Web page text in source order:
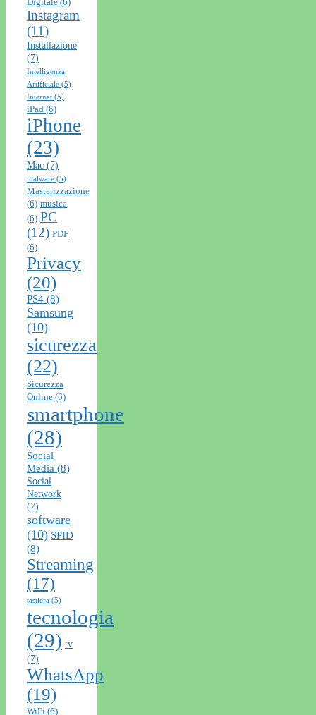
Digitale (6)
Instagram
(11)
Installazione
(7)
Intelligenza
Artificiale (5)
Internet (5)
iPad (6)
iPhone
(23)
Mac (7)
malware (5)
Masterizzazione
(6) musica
(6) PC
(12) PDF
(6)
Privacy
(20)
PS4 (8)
Samsung
(10)
sicurezza
(22)
Sicurezza
Online (6)
smartphone
(28)
Social
Media (8)
Social
Network
(7)
software
(10) SPID
(8)
Streaming
(17)
tastiera (5)
tecnologia
(29) tv
(7)
WhatsApp
(19)
WiFi (6)